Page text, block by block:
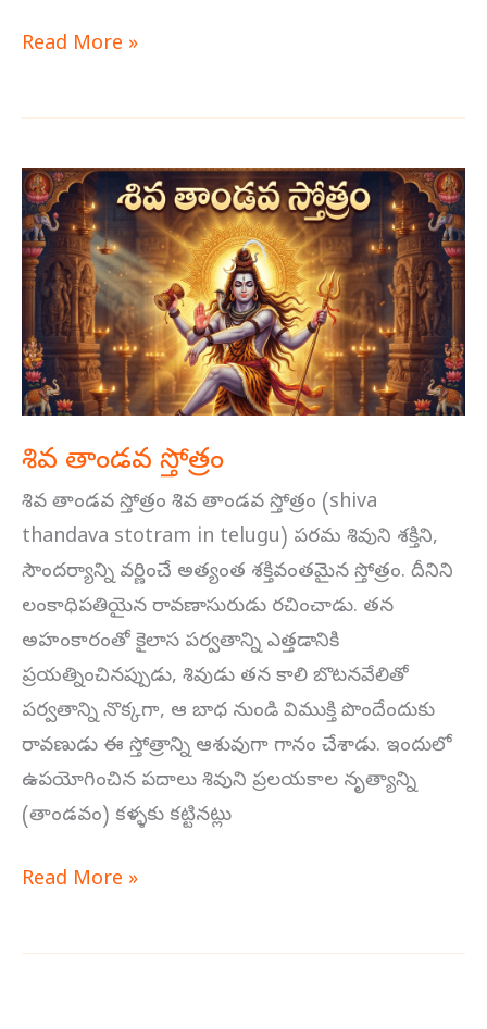
Read More »
శివ తాండవ స్తోత్రం
శివ తాండవ స్తోత్రం శివ తాండవ స్తోత్రం (shiva
thandava stotram in telugu) పరమ శివుని శక్తిని,
సౌందర్యాన్ని వర్ణించే అత్యంత శక్తివంతమైన స్తోత్రం. దీనిని
లంకాధిపతియైన రావణాసురుడు రచించాడు. తన
అహంకారంతో కైలాస పర్వతాన్ని ఎత్తడానికి
ప్రయత్నించినప్పుడు, శివుడు తన కాలి బొటనవేలితో
పర్వతాన్ని నొక్కగా, ఆ బాధ నుండి విముక్తి పొందేందుకు
రావణుడు ఈ స్తోత్రాన్ని ఆశువుగా గానం చేశాడు. ఇందులో
ఉపయోగించిన పదాలు శివుని ప్రలయకాల నృత్యాన్ని
(తాండవం) కళ్ళకు కట్టినట్లు
శివ
తాండవ
స్తోత్రం
Read More »